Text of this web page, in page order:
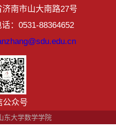
南市山大南路27号
：0531-88364652
公众号
东大学数学学院